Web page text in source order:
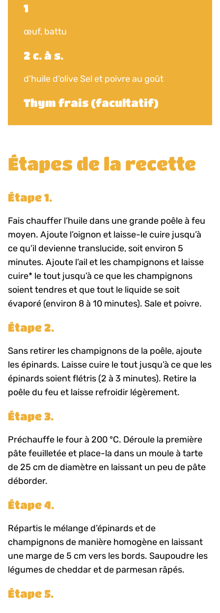
Étapes de la recette
Étape 1.
Fais chauffer l’huile dans une grande poêle à feu
moyen. Ajoute l’oignon et laisse-le cuire jusqu’à
ce qu’il devienne translucide, soit environ 5
minutes. Ajoute l’ail et les champignons et laisse
cuire* le tout jusqu’à ce que les champignons
soient tendres et que tout le liquide se soit
évaporé (environ 8 à 10 minutes). Sale et poivre.
Étape 2.
Sans retirer les champignons de la poêle, ajoute
les épinards. Laisse cuire le tout jusqu’à ce que les
épinards soient flétris (2 à 3 minutes). Retire la
poêle du feu et laisse refroidir légèrement.
Étape 3.
Préchauffe le four à 200 °C. Déroule la première
pâte feuilletée et place-la dans un moule à tarte
de 25 cm de diamètre en laissant un peu de pâte
déborder.
Étape 4.
Répartis le mélange d’épinards et de
champignons de manière homogène en laissant
une marge de 5 cm vers les bords. Saupoudre les
légumes de cheddar et de parmesan râpés.
Étape 5.
1
œuf, battu
2 c. à s.
d’huile d’olive Sel et poivre au goût
Thym frais (facultatif)